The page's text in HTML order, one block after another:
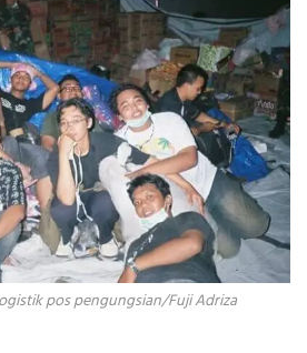
pos pengungsian/Fuji Adriza